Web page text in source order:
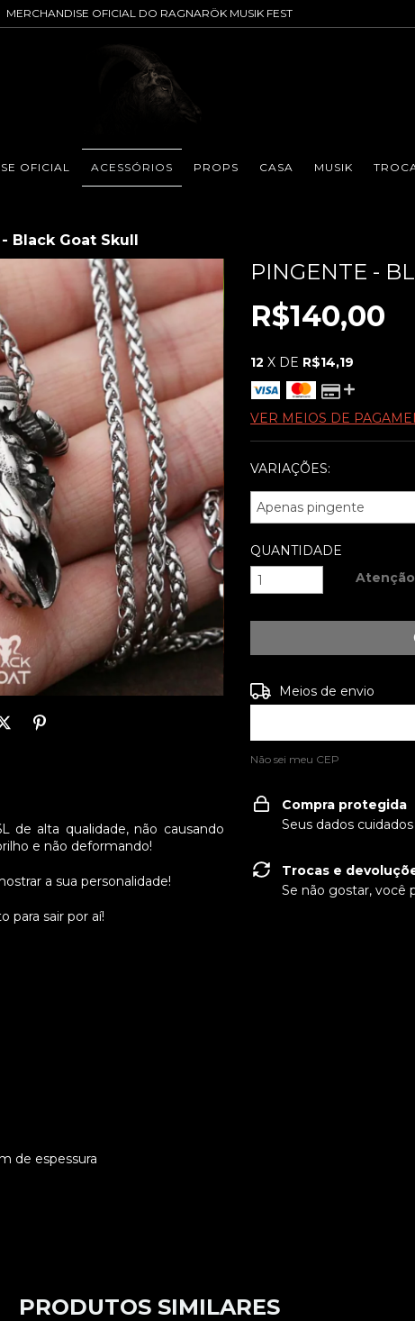
MERCHANDISE OFICIAL DO RAGNARÖK MUSIK FEST
OFICIAL ACESSÓRIOS PROPS CASA MUSIK
Black Goat Skull
de alta qualidade, não causando
e não deformando!
a sua personalidade!
para sair por aí!
de espessura
PINGENTE -
R$140,00
12 X DE R$14,19
VER MEIOS DE
VARIAÇÕES:
QUANTIDADE
Entregas para o CEP:
Meios de envio
Não sei meu CEP
Compra protegida
Seus dados
Trocas e
Se não gostar, você
PRODUTOS SIMILARES